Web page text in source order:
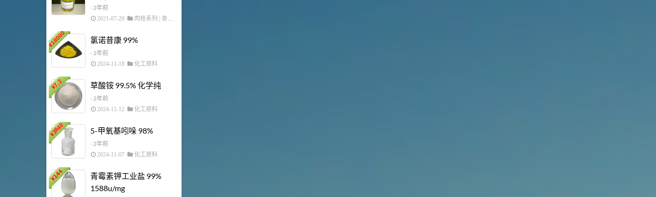
- 2年前
2021-07-20 肉桂系列 食用香精
¥
18000 氯诺昔康 99%
- 2年前
2024-11-18 化工原料
¥
7.2 草酸铵 99.5% 化学纯
- 2年前
2024-11-12 化工原料
¥
3840 5-甲氧基吲哚 98%
- 2年前
2024-11-07 化工原料
¥
144
青霉素钾工业盐 99%
1588u/mg